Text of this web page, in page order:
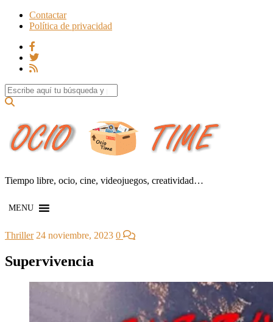
Contactar
Política de privacidad
Search for:
Tiempo libre, ocio, cine, videojuegos, creatividad…
MENU
Thriller 24 noviembre, 2023 0
Supervivencia